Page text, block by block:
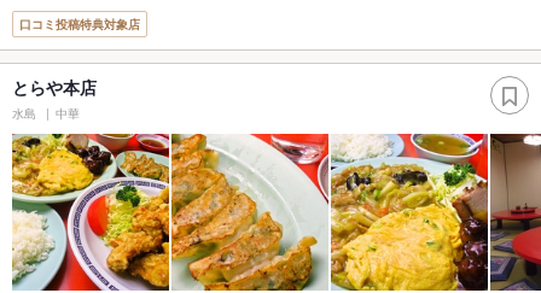
口コミ投稿特典対象店
とらや本店
水島 中華